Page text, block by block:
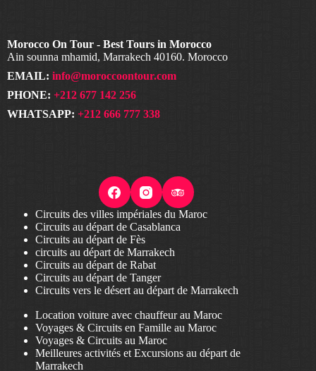
Morocco On Tour - Best Tours in Morocco
Ain sounna mhamid, Marrakech 40160. Morocco
EMAIL: info@moroccoontour.com
PHONE: +212 677 142 256
WHATSAPP: +212 666 777 338
Circuits des villes impériales du Maroc
Circuits au départ de Casablanca
Circuits au départ de Fès
circuits au départ de Marrakech
Circuits au départ de Rabat
Circuits au départ de Tanger
Circuits vers le désert au départ de Marrakech
Location voiture avec chauffeur au Maroc
Voyages & Circuits en Famille au Maroc
Voyages & Circuits au Maroc
Meilleures activités et Excursions au départ de
Marrakech